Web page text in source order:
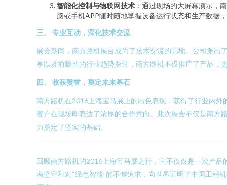
智能化控制与物联网技术 ：通过现场的大屏幕演示，
脑或手机APP随时随地掌握设备运行状态和生产数据
三、 专业互动，深化技术交流
展会期间，南方路机展台成为了技术交流的高地。公司派
享以及前瞻性的行业趋势探讨，南方路机不仅推广了产品，
四、 收获赞誉，奠定未来基石
南方路机在2016上海宝马展上的出色表现，获得了行业内
客户在现场即表达了浓厚的合作意向。此次展会不仅是南方
力奠定了坚实的基础。
回顾南方路机的2016上海宝马展之行，它不仅仅是一次产
着坚守和对“绿色智能”的不懈追求，向世界证明了中国工程